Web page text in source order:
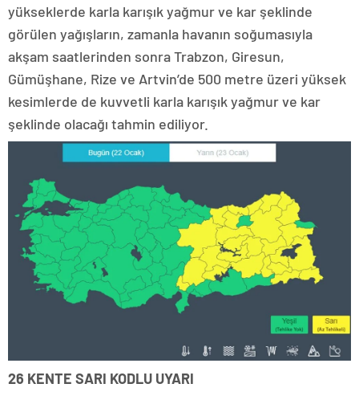
yükseklerde karla karışık yağmur ve kar şeklinde
görülen yağışların, zamanla havanın soğumasıyla
akşam saatlerinden sonra Trabzon, Giresun,
Gümüşhane, Rize ve Artvin’de 500 metre üzeri yüksek
kesimlerde de kuvvetli karla karışık yağmur ve kar
şeklinde olacağı tahmin ediliyor.
26 KENTE SARI KODLU UYARI